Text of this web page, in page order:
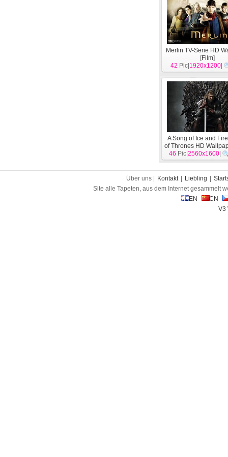
Merlin TV-Serie HD
[Film]
42 Pic| 1920x1200
A Song of Ice and
of Thrones HD
46 Pic|2560x1600
Über uns | Kontakt Liebling
Site alle Tapeten, aus dem Internet gesammelt
EN
CN
V3